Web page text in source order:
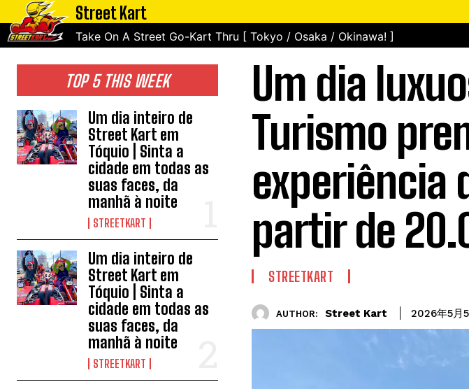
Street Kart
Take On A Street Go-Kart Thru [ Tokyo / Osaka / Okinawa! ]
TOP 5 THIS WEEK
Um dia inteiro de
Street Kart em
Tóquio | Sinta a
cidade em todas as
suas faces, da
manhã à noite
STREETKART
Um dia inteiro de
Street Kart em
Tóquio | Sinta a
cidade em todas as
suas faces, da
manhã à noite
STREETKART
Um dia
Turismo
experiência
partir de
STREETKART
AUTHOR: Street Kart 2026年5月